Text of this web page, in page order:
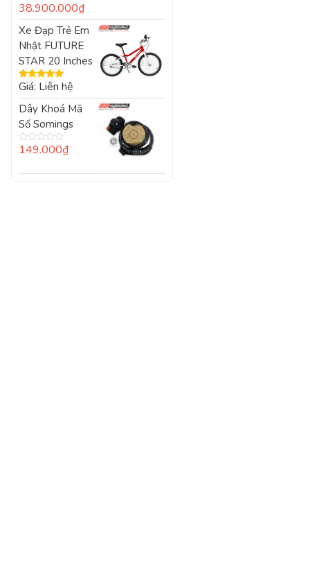
Được xếp
hạng5.005
sao
38.900.000₫
Xe Đạp Trẻ Em
Nhật FUTURE
STAR 20 Inches
Được xếp
hạng5.005
sao
Giá: Liên hệ
Dây Khoá Mã
Số Somings
Được
149.000₫